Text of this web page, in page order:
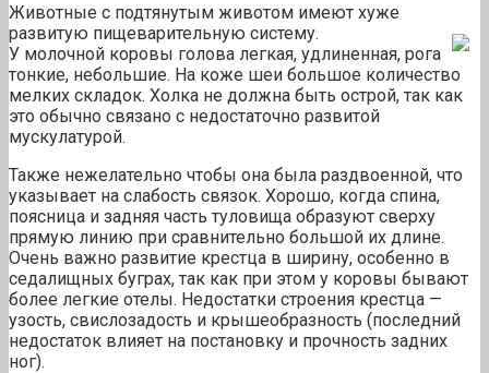
Животные с подтянутым животом имеют хуже
развитую пищеварительную систему.
У молочной коровы голова легкая, удлиненная, рога
тонкие, небольшие. На коже шеи большое количество
мелких складок. Холка не должна быть острой, так как
это обычно связано с недостаточно развитой
мускулатурой.
Также нежелательно чтобы она была раздвоенной, что
указывает на слабость связок. Хорошо, когда спина,
поясница и задняя часть туловища образуют сверху
прямую линию при сравнительно большой их длине.
Очень важно развитие крестца в ширину, особенно в
седалищных буграх, так как при этом у коровы бывают
более легкие отелы. Недостатки строения крестца —
узость, свислозадость и крышеобразность (последний
недостаток влияет на постановку и прочность задних
ног).